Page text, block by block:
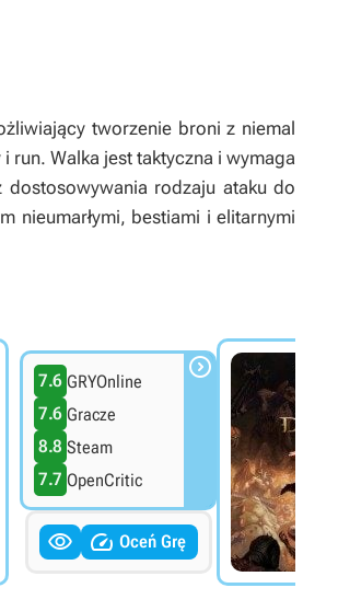
tworzenie broni z niemal
run. Walka jest taktyczna i wymaga
dostosowywania rodzaju ataku do
nieumarłymi, bestiami i elitarnymi
7.6 GRYOnline
7.6 Gracze
8.8 Steam
7.7 OpenCritic

  Oceń Grę